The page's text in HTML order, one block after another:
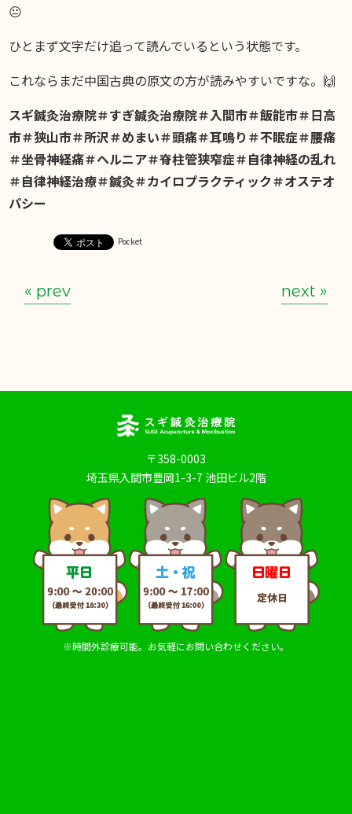
😐
ひとまず文字だけ追って読んでいるという状態です。
これならまだ中国古典の原文の方が読みやすいですな。🙌
スギ鍼灸治療院＃すぎ鍼灸治療院＃入間市＃飯能市＃日高
市＃狭山市＃所沢＃めまい＃頭痛＃耳鳴り＃不眠症＃腰痛
＃坐骨神経痛＃ヘルニア＃脊柱管狭窄症＃自律神経の乱れ
＃自律神経治療＃鍼灸＃カイロプラクティック＃オステオ
パシー
Pocket
« prev next »
〒358-0003
埼玉県入間市豊岡1-3-7 池田ビル2階
※時間外診療可能。お気軽にお問い合わせください。